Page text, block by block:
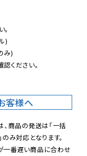
)
み)
ください。
客様へ
、商品の発送は「一括
み対応となります。
一番遅い商品に合わせ